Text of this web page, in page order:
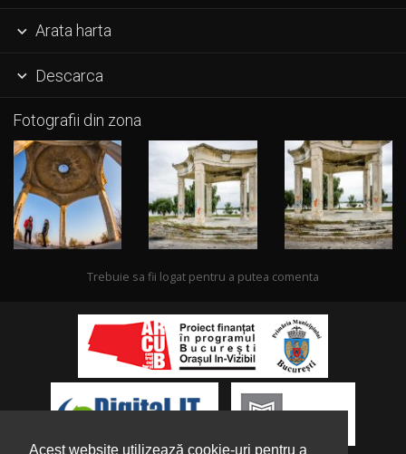
Acest website utilizează cookie-uri pentru a
 Arata harta
 Descarca
Fotografii din zona
Trebuie sa fii logat pentru a putea comenta